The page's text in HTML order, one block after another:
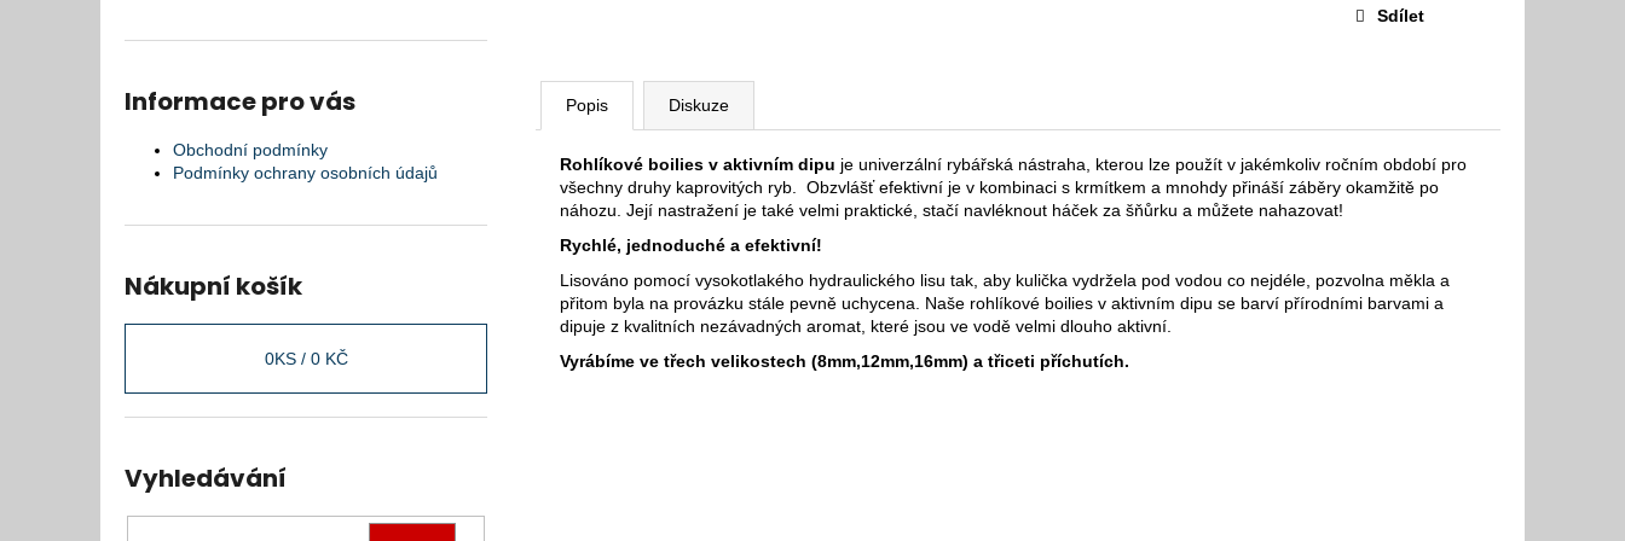
Informace pro vás
Obchodní podmínky
Podmínky ochrany osobních údajů
Nákupní košík
0KS / 0 KČ
Vyhledávání
Sdílet
Popis Diskuze
Rohlíkové boilies v aktivním dipu je univerzální rybářská nástraha, kterou lze použít v jakémkoliv ročním období pro
všechny druhy kaprovitých ryb. Obzvlášť efektivní je v kombinaci s krmítkem a mnohdy přináší záběry okamžitě po
náhozu. Její nastražení je také velmi praktické, stačí navléknout háček za šňůrku a můžete nahazovat!
Rychlé, jednoduché a efektivní!
Lisováno pomocí vysokotlakého hydraulického lisu tak, aby kulička vydržela pod vodou co nejdéle, pozvolna měkla a
přitom byla na provázku stále pevně uchycena. Naše rohlíkové boilies v aktivním dipu se barví přírodními barvami a
dipuje z kvalitních nezávadných aromat, které jsou ve vodě velmi dlouho aktivní.
Vyrábíme ve třech velikostech (8mm,12mm,16mm) a třiceti příchutích.